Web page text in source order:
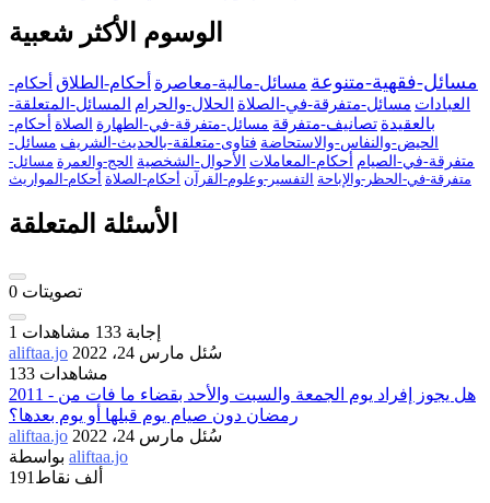
الوسوم الأكثر شعبية
مسائل-فقهية-متنوعة مسائل-مالية-معاصرة أحكام-الطلاق أحكام-
العبادات مسائل-متفرقة-في-الصلاة الحلال-والحرام المسائل-المتعلقة-
بالعقيدة تصانيف-متفرقة مسائل-متفرقة-في-الطهارة الصلاة أحكام-
الحيض-والنفاس-والاستحاضة فتاوى-متعلقة-بالحديث-الشريف مسائل-
متفرقة-في-الصيام أحكام-المعاملات الأحوال-الشخصية الحج-والعمرة مسائل-
متفرقة-في-الحظر-والإباحة التفسير-وعلوم-القرآن أحكام-الصلاة أحكام-المواريث
الأسئلة المتعلقة
0 تصويتات
1 إجابة 133 مشاهدات
aliftaa.jo
سُئل مارس 24، 2022
133 مشاهدات
2011 - هل يجوز إفراد يوم الجمعة والسبت والأحد بقضاء ما فات من
رمضان دون صيام يوم قبلها أو يوم بعدها؟
aliftaa.jo
سُئل مارس 24، 2022
aliftaa.jo
191ألف نقاط